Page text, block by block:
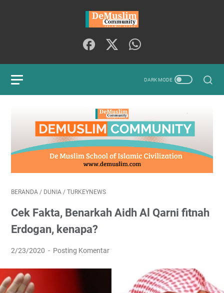
BERANDA / DUNIA / TURKEYNEWS
Cek Fakta, Benarkah Aidh Al Qarni fitnah
Erdogan, kenapa?
2/23/2020 Posting Komentar